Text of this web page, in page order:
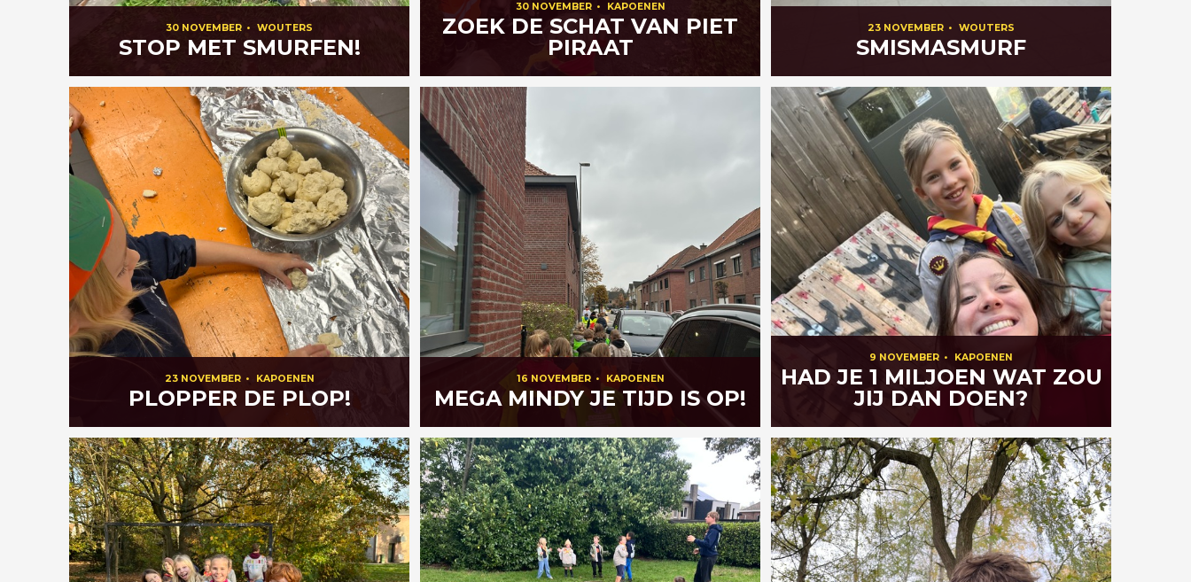
30 NOVEMBER • WOUTERS
STOP MET SMURFEN!
30 NOVEMBER • KAPOENEN
ZOEK DE SCHAT VAN PIET
PIRAAT
23 NOVEMBER • WOUTERS
SMISMASMURF
23 NOVEMBER • KAPOENEN
PLOPPER DE PLOP!
16 NOVEMBER • KAPOENEN
MEGA MINDY JE TIJD IS OP!
9 NOVEMBER • KAPOENEN
HAD JE 1 MILJOEN WAT ZOU
JIJ DAN DOEN?